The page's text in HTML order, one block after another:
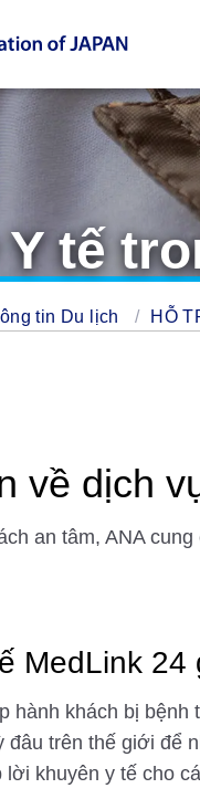
tế
tin Du lịch HỖ
về dịch
an tâm, ANA
MedLink
hành khách bị bệnh
đâu trên thế giới để
lời khuyên y tế cho